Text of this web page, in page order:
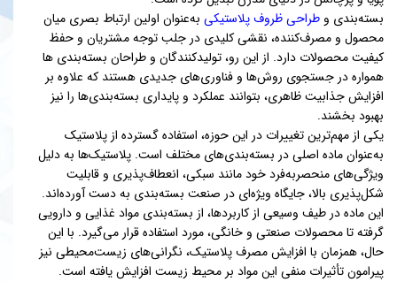
بسته‌بندی و طراحی ظروف پلاستیکی به‌عنوان اولین ارتباط بصری میان
محصول و مصرف‌کننده، نقشی کلیدی در جلب توجه مشتریان و حفظ
کیفیت محصولات دارد. از این رو، تولیدکنندگان و طراحان بسته‌بندی ها
همواره در جستجوی روش‌ها و فناوری‌های جدیدی هستند که علاوه بر
افزایش جذابیت ظاهری، بتوانند عملکرد و پایداری بسته‌بندی‌ها را نیز
بهبود بخشند.
یکی از مهم‌ترین تغییرات در این حوزه، استفاده گسترده از پلاستیک
به‌عنوان ماده اصلی در بسته‌بندی‌های مختلف است. پلاستیک‌ها به دلیل
ویژگی‌های منحصربه‌فرد خود مانند سبکی، انعطاف‌پذیری و قابلیت
شکل‌پذیری بالا، جایگاه ویژه‌ای در صنعت بسته‌بندی به دست آورده‌اند.
این ماده در طیف وسیعی از کاربردها، از بسته‌بندی مواد غذایی و دارویی
گرفته تا محصولات صنعتی و خانگی، مورد استفاده قرار می‌گیرد. با این
حال، همزمان با افزایش مصرف پلاستیک، نگرانی‌های زیست‌محیطی نیز
پیرامون تأثیرات منفی این مواد بر محیط زیست افزایش یافته است.